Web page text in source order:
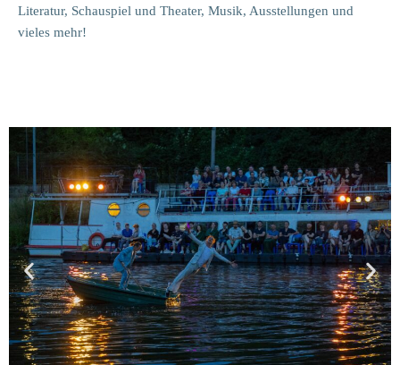
Literatur, Schauspiel und Theater, Musik, Ausstellungen und
vieles mehr!